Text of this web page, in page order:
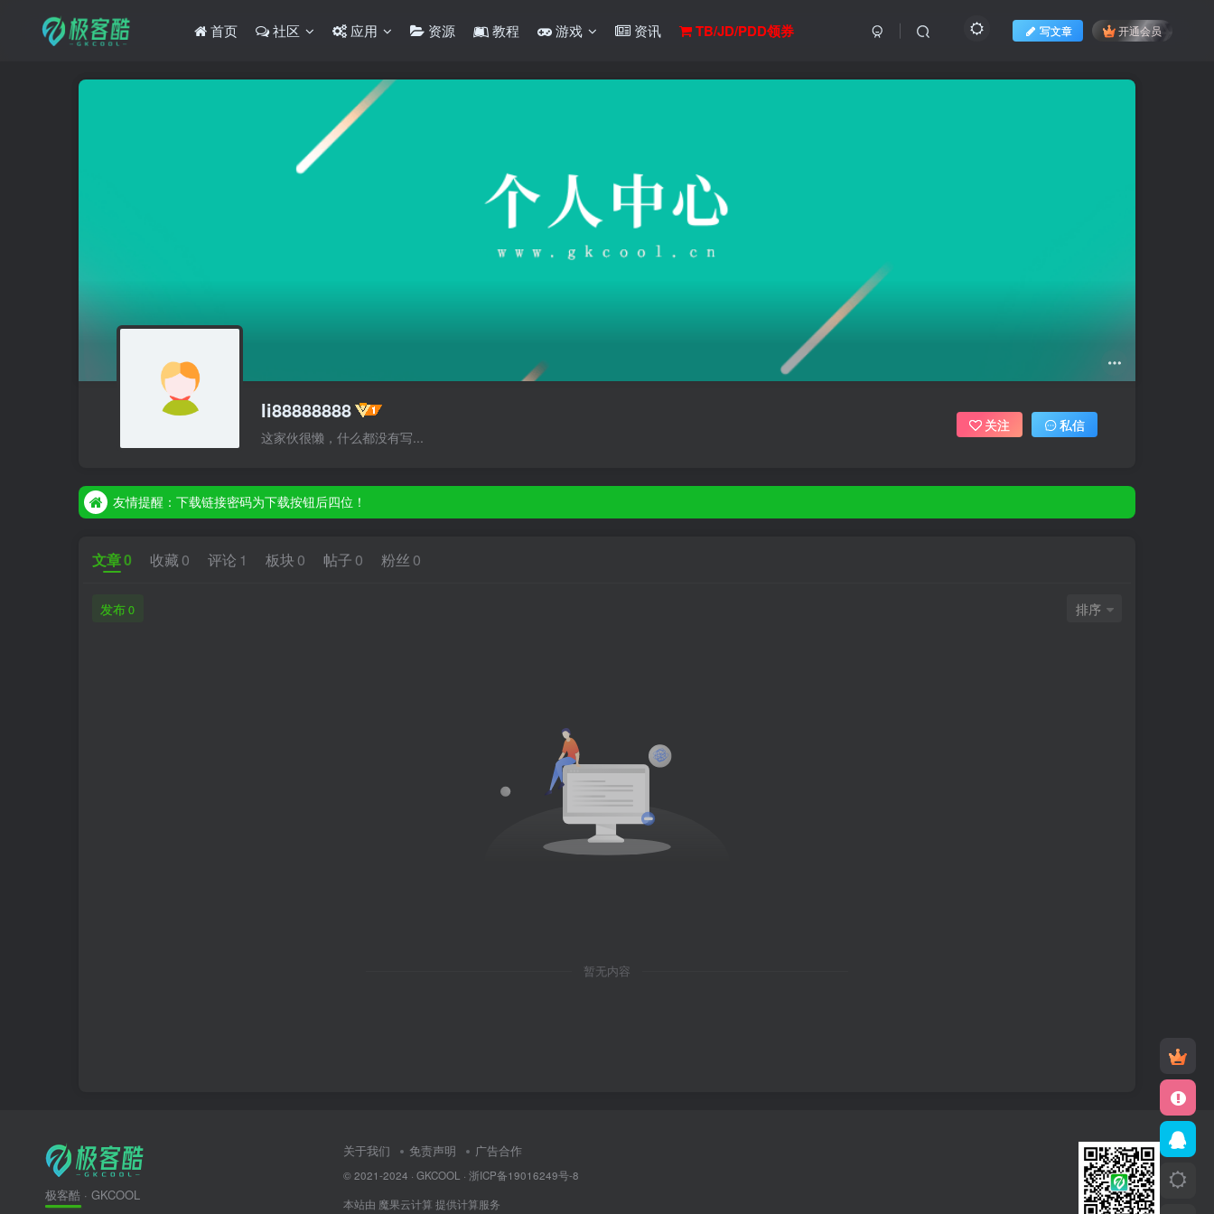
首页 社区 应用 资源 教程 游戏 资讯 TB/JD/PDD领券 写文章 开通会员
li88888888
这家伙很懒，什么都没有写...
关注
私信
友情提醒：下载链接密码为下载按钮后四位！
友情提醒：下载链接密码为下载按钮后四位！
文章0 收藏 0 评论 1 板块 0 帖子 0 粉丝 0
发布0 排序
暂无内容
极客酷 · GKCOOL
关于我们 免责声明 广告合作
© 2021-2024 · GKCOOL · 浙ICP备19016249号-8
本站由 魔果云计算 提供计算服务